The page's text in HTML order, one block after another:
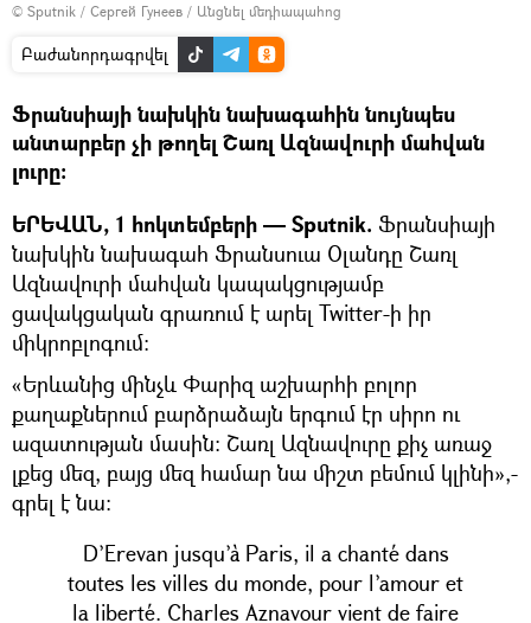
© Sputnik / Сергей Гунеев / Անցնել մեդիապահոց
Բաժանորդագրվել
Ֆրանսիայի նախկին նախագահին նույնպես
անտարբեր չի թողել Շառլ Ազնավուրի մահվան
լուրը։
ԵՐԵՎԱՆ, 1 հոկտեմբերի — Sputnik. Ֆրանսիայի
նախկին նախագահ Ֆրանսուա Օլանդը Շառլ
Ազնավուրի մահվան կապակցությամբ
ցավակցական գրառում է արել Twitter-ի իր
միկրոբլոգում:
«Երևանից մինչև Փարիզ աշխարհի բոլոր
քաղաքներում բարձրաձայն երգում էր սիրո ու
ազատության մասին: Շառլ Ազնավուրը քիչ առաջ
լքեց մեզ, բայց մեզ համար նա միշտ բեմում կլինի»,-
գրել է նա:
D’Erevan jusqu’à Paris, il a chanté dans
toutes les villes du monde, pour l’amour et
la liberté. Charles Aznavour vient de faire